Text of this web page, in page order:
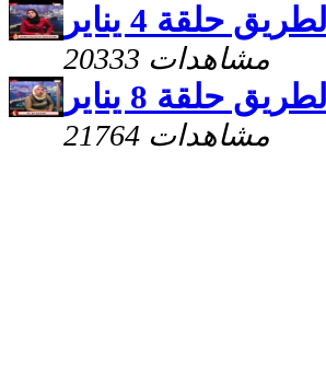
حلقة 4 يناير
20333 مشاهدات
حلقة 8 يناير
21764 مشاهدات